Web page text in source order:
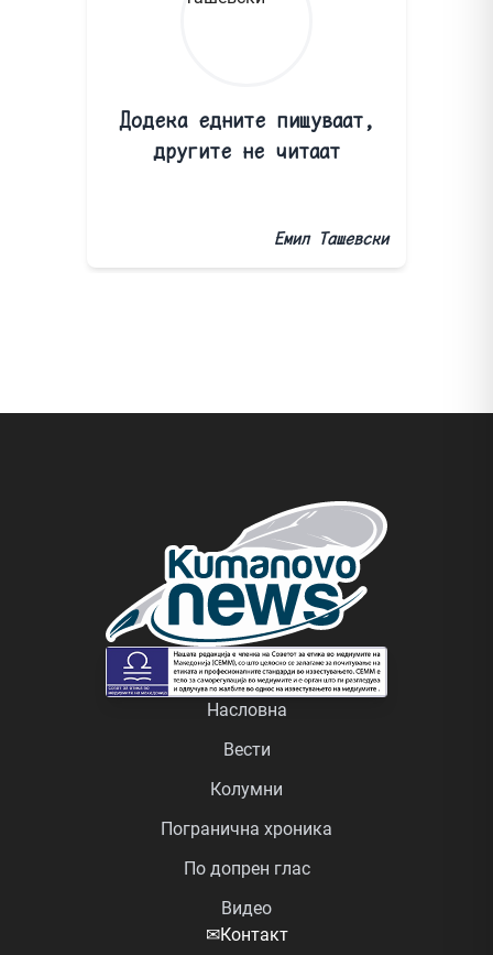
Додека едните пишуваат,
другите не читаат
Емил Ташевски
Насловна
Вести
Колумни
Погранична хроника
По допрен глас
Видео
✉Контакт